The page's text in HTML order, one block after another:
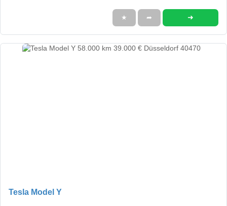
★ ➦ ➜
Tesla Model Y